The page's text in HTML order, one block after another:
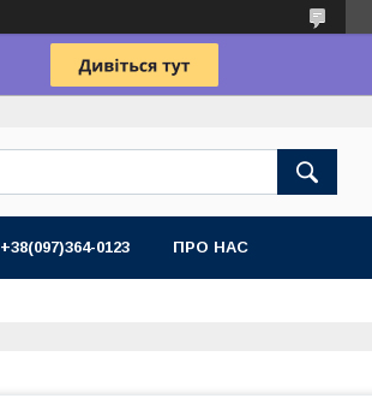
+38(097)364-0123 ПРО НАС